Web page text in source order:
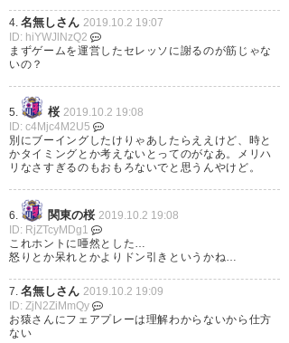
はい。柿谷がフェアプレー宣言
している中でブーイングした
人、正直に手を上げなさい。RT
— ふじたく@次はルヴァン杯決
勝でありますように
(fujitaku_GMB)2019, 10月 2
例のブーイングに対して公式に
声明出したんやな。一部の奴ら
のせいで我々の愛するクラブや
4. 名無しさん 2019.10.2 19:07
ID: hiYWJlNzQ2
まずゲームを運営したセレッソに謝るのが筋じゃな
いの？
5. 桜 2019.10.2 19:08
ID: c4Mjc4M2U5
別にブーイングしたけりゃあしたらええけど、時と
かタイミングとか考えないとってのがなあ。メリハ
リなさすぎるのもおもろないでと思うんやけど。
6. 関東の桜 2019.10.2 19:08
ID: RjZTcyMDg1
これホントに唖然とした…
怒りとか呆れとかよりドン引きというかね…
7. 名無しさん 2019.10.2 19:09
ID: ZjN2ZiMmQy
お猿さんにフェアプレーは理解わからないから仕方
ない